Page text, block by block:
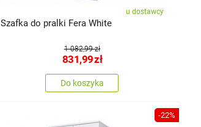
u dostawcy
Szafka do pralki Fera White
1 082,99 zł
831,99zł
Do koszyka
-22%